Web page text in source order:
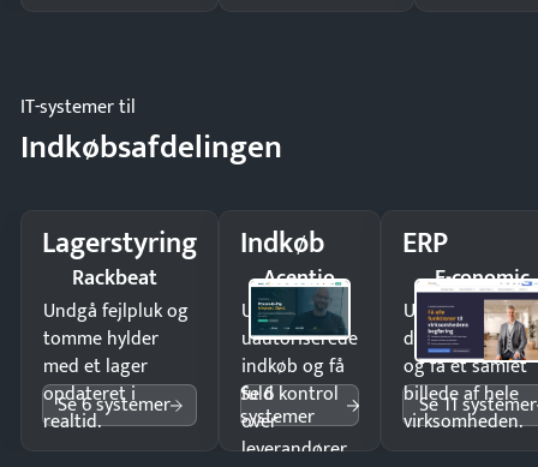
IT-systemer til
Indkøbsafdelingen
Lagerstyring
Rackbeat
Undgå fejlpluk og
tomme hylder
med et lager
opdateret i
realtid.
Se 6 systemer
Indkøb
Acentio
Undgå
uautoriserede
indkøb og få
fuld kontrol
over
leverandører
Se 6
systemer
ERP
E-conomic
Undgå
og få ét samlet
billede af hele
virksomheden.
Se 11 systemer